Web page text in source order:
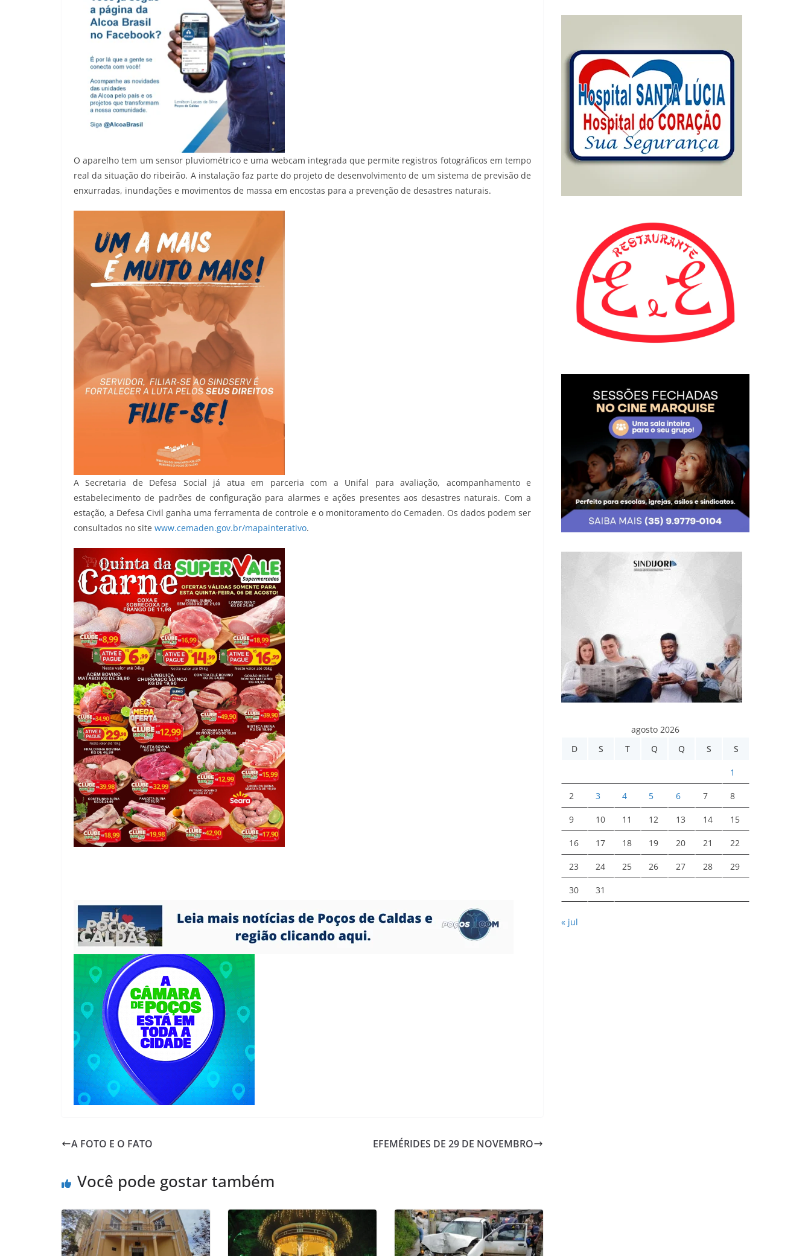
O aparelho tem um sensor pluviométrico e uma webcam integrada que permite registros fotográficos em tempo
real da situação do ribeirão. A instalação faz parte do projeto de desenvolvimento de um sistema de previsão de
enxurradas, inundações e movimentos de massa em encostas para a prevenção de desastres naturais.
A Secretaria de Defesa Social já atua em parceria com a Unifal para avaliação, acompanhamento e
estabelecimento de padrões de configuração para alarmes e ações presentes aos desastres naturais. Com a
estação, a Defesa Civil ganha uma ferramenta de controle e o monitoramento do Cemaden. Os dados podem ser
consultados no site www.cemaden.gov.br/mapainterativo.
A FOTO E O FATO EFEMÉRIDES DE 29 DE NOVEMBRO
Você pode gostar também
agosto 2026
D
S T Q Q S S
1
2 3 4 5 6 7 8
9 10 11 12 13 14 15
16 17 18 19 20 21 22
23 24 25 26 27 28 29
30 31
« jul